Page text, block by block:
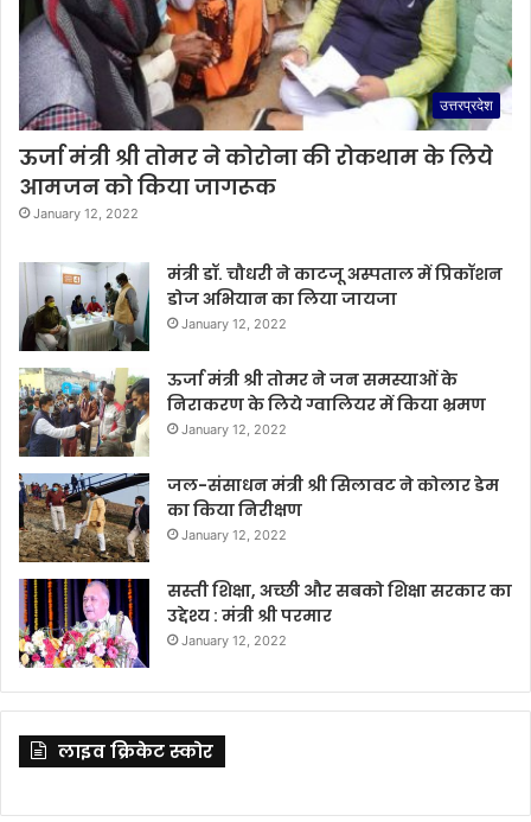
उत्तरप्रदेश
ऊर्जा मंत्री श्री तोमर ने कोरोना की रोकथाम के लिये
आमजन को किया जागरूक
January 12, 2022
मंत्री डॉ. चौधरी ने काटजू अस्पताल में प्रिकॉशन
डोज अभियान का लिया जायजा
January 12, 2022
ऊर्जा मंत्री श्री तोमर ने जन समस्याओं के
निराकरण के लिये ग्वालियर में किया भ्रमण
January 12, 2022
जल-संसाधन मंत्री श्री सिलावट ने कोलार डेम
का किया निरीक्षण
January 12, 2022
सस्ती शिक्षा, अच्छी और सबको शिक्षा सरकार का
उद्देश्य : मंत्री श्री परमार
January 12, 2022
लाइव क्रिकेट स्कोर